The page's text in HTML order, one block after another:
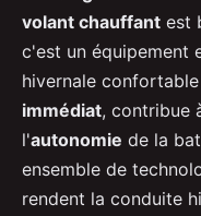
volant chauffant est
c'est un équipement
hivernale
immédiat, contribue
l'autonomie de la
ensemble de
rendent la conduite